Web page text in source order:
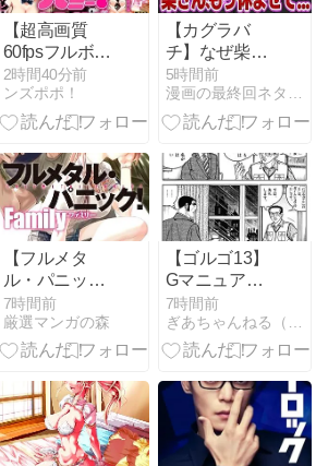
【超高画質
60fpsフルボイ
ス】バニーヒ
ロインズ！〜
秘密の濃厚中
ス〜｜スピカ
アニメーショ
ン
2時間40分前
ンズポポ！
【カグラバ
チ】なぜ柴登
吾だけこんな
に報われない
のか…最新話
絶すぎる過
去… #カグラ
バチ #考察 #
ゆっくり解説
5時間前
漫画の最終回ネタバレひどいあらすじや感想おすすめ満載
【フルメタ
ル・パニック
Family】 賀東
招二 ラノベ 1
巻 あらすじ ネ
7時間前
厳選マンガの森
【ゴルゴ13】
Gマニュアル
のGはガイム
ショウのGで
す
7時間前